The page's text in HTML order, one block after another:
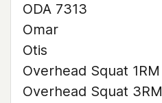
ODA 7313
Omar
Otis
Overhead Squat 1RM
Overhead Squat 3RM